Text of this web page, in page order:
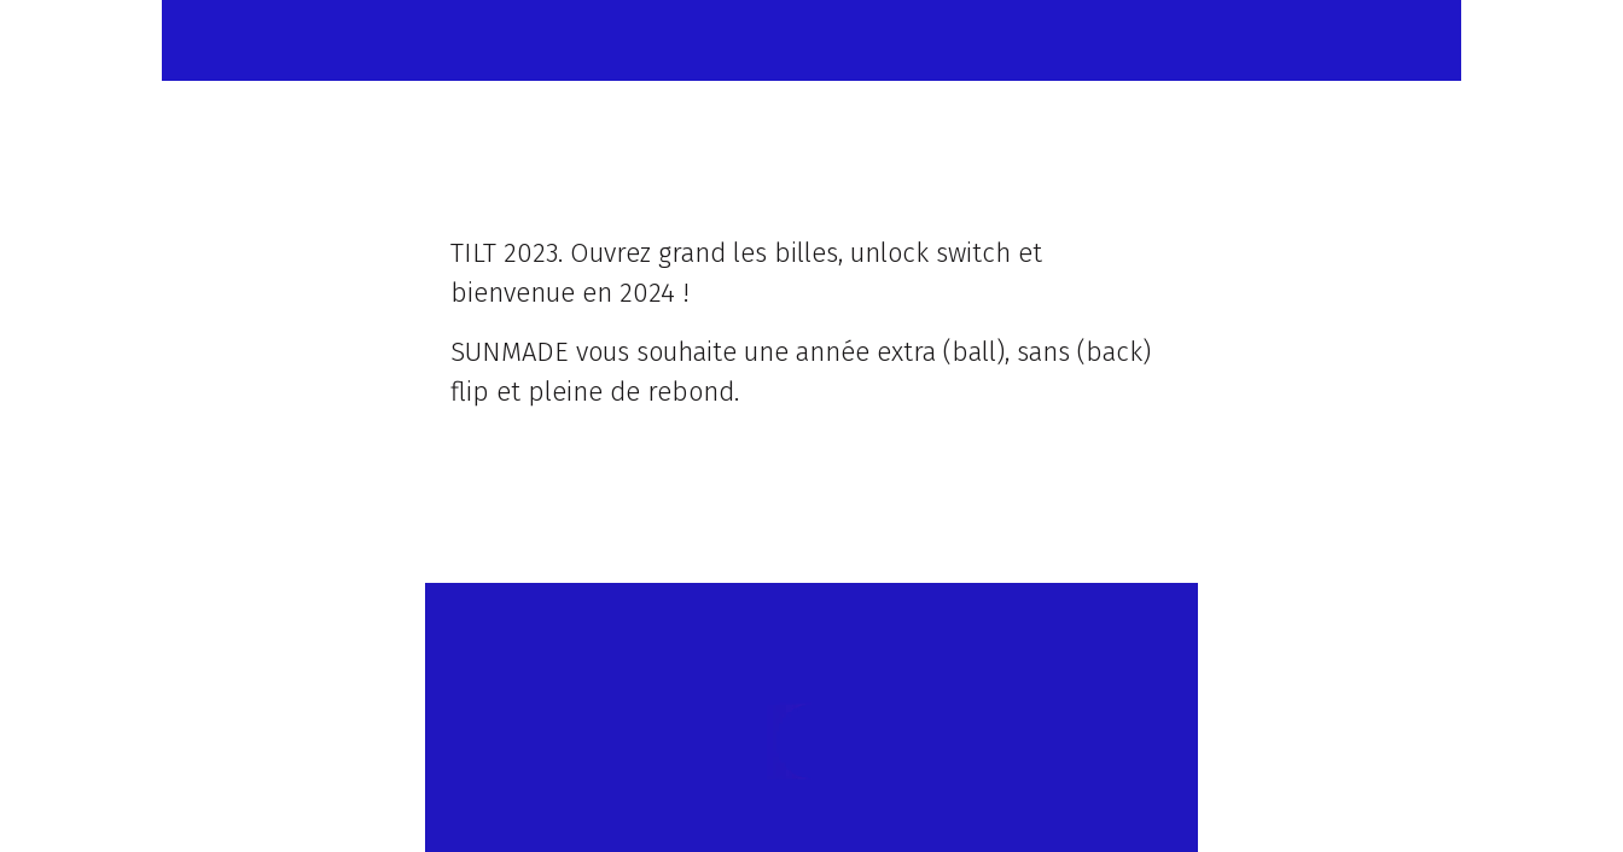
TILT 2023. Ouvrez grand les billes, unlock switch et
bienvenue en 2024 !
SUNMADE vous souhaite une année extra (ball), sans (back)
flip et pleine de rebond.